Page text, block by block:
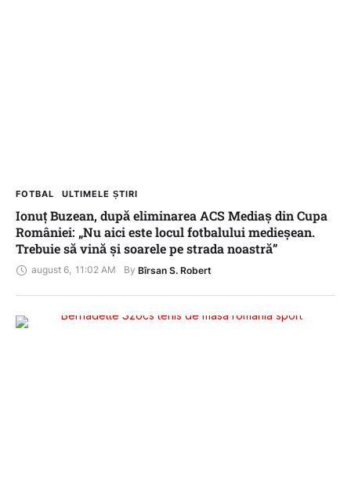
FOTBAL ULTIMELE ȘTIRI
Ionuț Buzean, după eliminarea ACS Mediaș din Cupa
României: „Nu aici este locul fotbalului medieșean.
Trebuie să vină și soarele pe strada noastră”
august 6, 11:02 AM By Bîrsan S. Robert